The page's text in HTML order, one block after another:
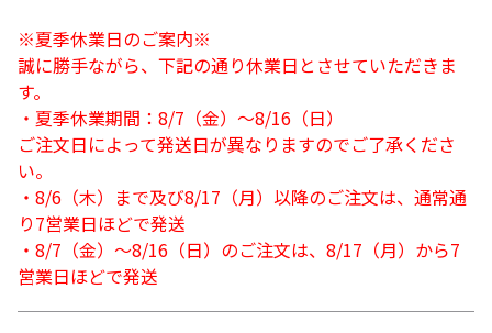
※夏季休業日のご案内※
誠に勝手ながら、下記の通り休業日とさせていただきま
す。
・夏季休業期間：8/7（金）～8/16（日）
ご注文日によって発送日が異なりますのでご了承くださ
い。
・8/6（木）まで及び8/17（月）以降のご注文は、通常通
り7営業日ほどで発送
・8/7（金）～8/16（日）のご注文は、8/17（月）から7
営業日ほどで発送